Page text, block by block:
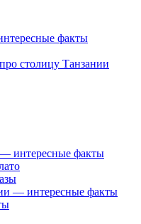
факты
столицу Танзании
интересные факты
— интересные факты